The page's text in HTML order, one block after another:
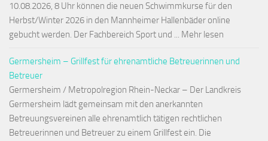
10.08.2026, 8 Uhr können die neuen Schwimmkurse für den
Herbst/Winter 2026 in den Mannheimer Hallenbäder online
gebucht werden. Der Fachbereich Sport und ... Mehr lesen
Germersheim – Grillfest für ehrenamtliche Betreuerinnen und
Betreuer
Germersheim / Metropolregion Rhein-Neckar – Der Landkreis
Germersheim lädt gemeinsam mit den anerkannten
Betreuungsvereinen alle ehrenamtlich tätigen rechtlichen
Betreuerinnen und Betreuer zu einem Grillfest ein. Die